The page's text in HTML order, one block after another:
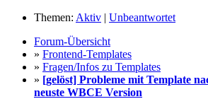
Themen: Aktiv | Unbeantwortet
Forum-Übersicht
» Frontend-Templates
» Fragen/Infos zu Templates
» [gelöst] Probleme mit Template
neuste WBCE Version